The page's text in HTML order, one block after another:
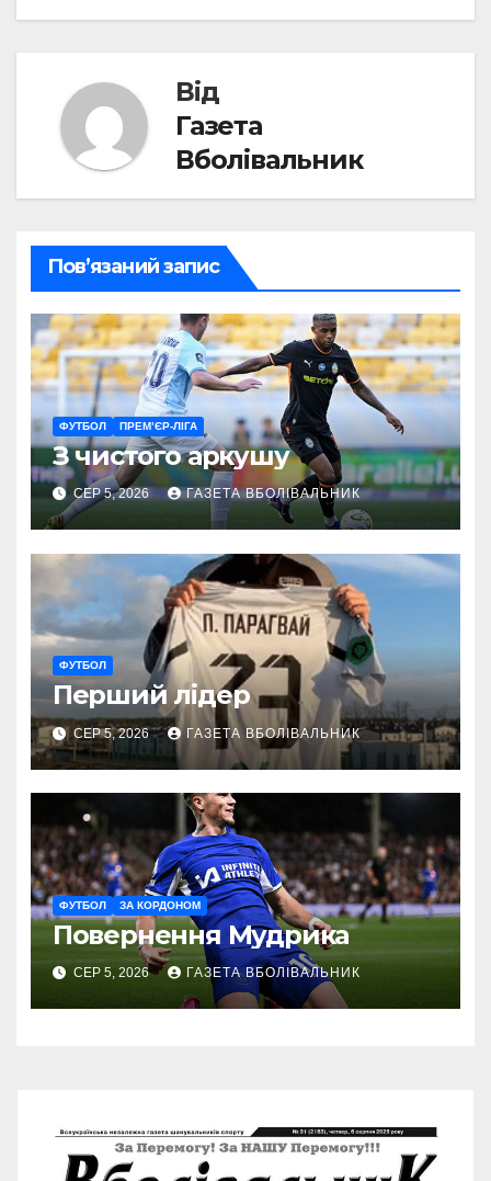
записів
Від
Газета
Вболівальник
Пов’язаний запис
ФУТБОЛ ПРЕМ’ЄР-ЛІГА
З чистого аркушу
СЕР 5, 2026 ГАЗЕТА ВБОЛІВАЛЬНИК
ФУТБОЛ
Перший лідер
СЕР 5, 2026 ГАЗЕТА ВБОЛІВАЛЬНИК
ФУТБОЛ ЗА КОРДОНОМ
Повернення Мудрика
СЕР 5, 2026 ГАЗЕТА ВБОЛІВАЛЬНИК